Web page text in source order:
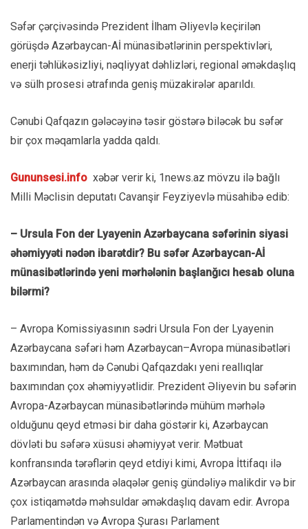
Səfər çərçivəsində Prezident İlham Əliyevlə keçirilən
görüşdə Azərbaycan-Aİ münasibətlərinin perspektivləri,
enerji təhlükəsizliyi, nəqliyyat dəhlizləri, regional əməkdaşlıq
və sülh prosesi ətrafında geniş müzakirələr aparıldı.
Cənubi Qafqazın gələcəyinə təsir göstərə biləcək bu səfər
bir çox məqamlarla yadda qaldı.
Gununsesi.info xəbər verir ki, 1news.az mövzu ilə bağlı
Milli Məclisin deputatı Cavanşir Feyziyevlə müsahibə edib:
– Ursula Fon der Lyayenin Azərbaycana səfərinin siyasi
əhəmiyyəti nədən ibarətdir? Bu səfər Azərbaycan-Aİ
münasibətlərində yeni mərhələnin başlanğıcı hesab oluna
bilərmi?
– Avropa Komissiyasının sədri Ursula Fon der Lyayenin
Azərbaycana səfəri həm Azərbaycan–Avropa münasibətləri
baxımından, həm də Cənubi Qafqazdakı yeni reallıqlar
baxımından çox əhəmiyyətlidir. Prezident Əliyevin bu səfərin
Avropa-Azərbaycan münasibətlərində mühüm mərhələ
olduğunu qeyd etməsi bir daha göstərir ki, Azərbaycan
dövləti bu səfərə xüsusi əhəmiyyət verir. Mətbuat
konfransında tərəflərin qeyd etdiyi kimi, Avropa İttifaqı ilə
Azərbaycan arasında əlaqələr geniş gündəliyə malikdir və bir
çox istiqamətdə məhsuldar əməkdaşlıq davam edir. Avropa
Parlamentindən və Avropa Şurası Parlament